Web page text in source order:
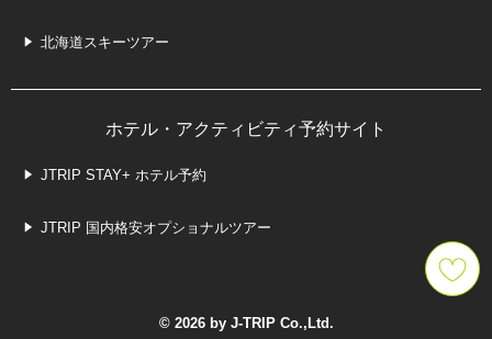
北海道スキーツアー
ホテル・アクティビティ予約サイト
JTRIP STAY+ ホテル予約
JTRIP 国内格安オプショナルツアー
© 2026 by J-TRIP Co.,Ltd.